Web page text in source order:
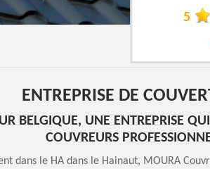
5
ENTREPRISE DE
BELGIQUE, UNE ENTREPRISE
COUVREURS
dans le HA dans le Hainaut, MOURA